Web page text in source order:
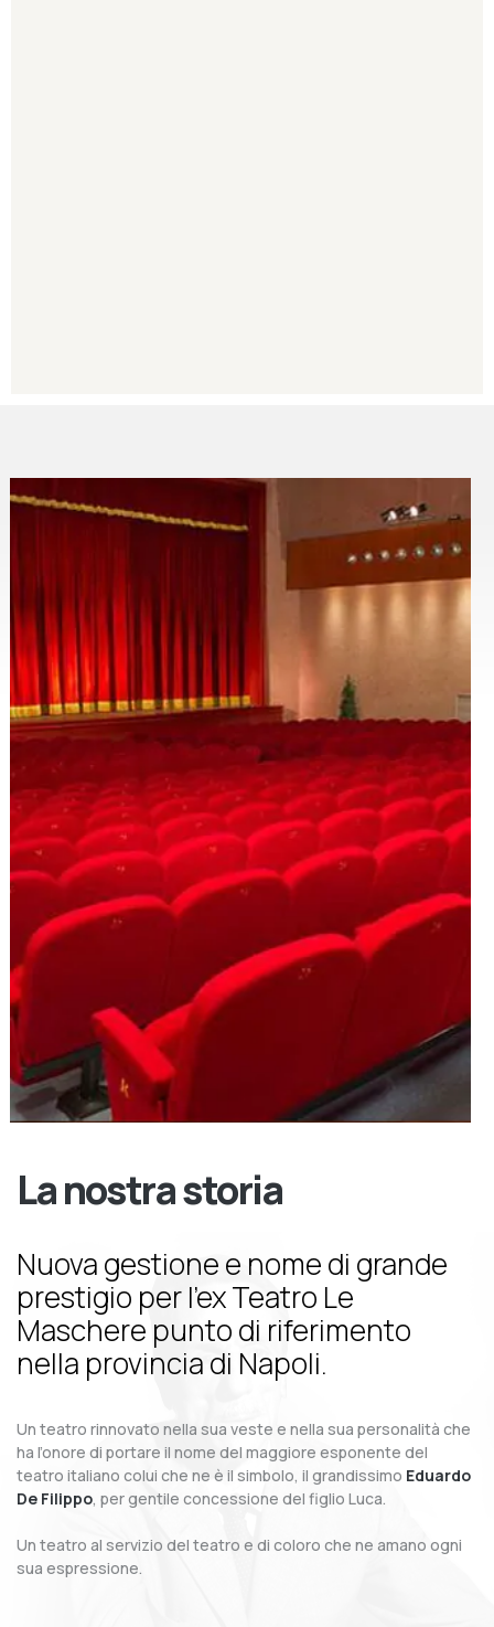
La nostra storia
Nuova gestione e nome di grande
prestigio per l’ex Teatro Le
Maschere punto di riferimento
nella provincia di Napoli.
Un teatro rinnovato nella sua veste e nella sua personalità che
ha l’onore di portare il nome del maggiore esponente del
teatro italiano colui che ne è il simbolo, il grandissimo Eduardo
De Filippo, per gentile concessione del figlio Luca.
Un teatro al servizio del teatro e di coloro che ne amano ogni
sua espressione.